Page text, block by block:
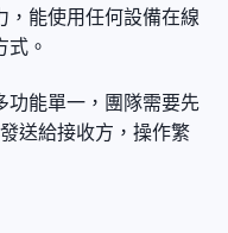
，能使用任何設備在線
式。
功能單一，團隊需要先
送給接收方，操作繁